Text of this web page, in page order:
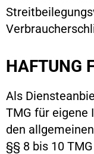
HAFTUNG
Als
TMG für eigene
den
§§ 8 bis 10